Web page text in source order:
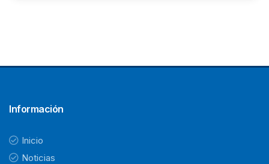
Información
Inicio
Noticias